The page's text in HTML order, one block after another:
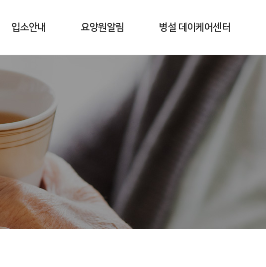
입소안내
절차안내
요양원알림
효도로 소식지
프로그램 일정표
식단표
병설 데이케어센터
시설소개